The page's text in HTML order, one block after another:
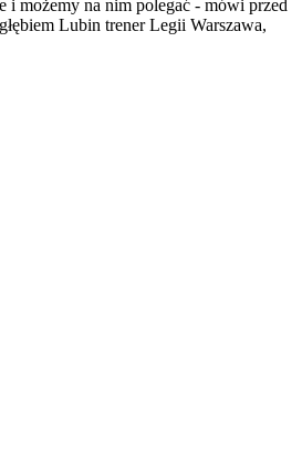
i możemy na nim polegać - mówi przed
Lubin trener Legii Warszawa,